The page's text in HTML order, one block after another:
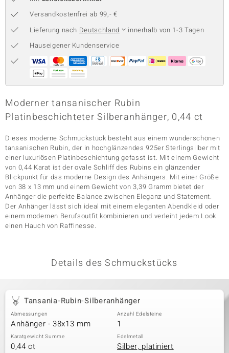
Collection
Classics
Versandkostenfrei ab 99,- €
Lieferung nach Deutschland
innerhalb von 1-3 Tagen
Hauseigener Kundenservice
Moderner tansanischer Rubin
Platinbeschichteter Silberanhänger, 0,44 ct
Dieses moderne Schmuckstück besteht aus einem wunderschönen
tansanischen Rubin, der in hochglänzendes 925er Sterlingsilber mit
einer luxuriösen Platinbeschichtung gefasst ist. Mit einem Gewicht
von 0,44 Karat ist der ovale Schliff des Rubins ein glänzender
Blickpunkt für das moderne Design des Anhängers. Mit einer Größe
von 38 x 13 mm und einem Gewicht von 3,39 Gramm bietet der
Anhänger die perfekte Balance zwischen Eleganz und Statement.
Der Anhänger lässt sich ideal mit einem eleganten Abendkleid oder
einem modernen Berufsoutfit kombinieren und verleiht jedem Look
einen Hauch von Raffinesse.
Details des Schmuckstücks
Tansania-Rubin-Silberanhänger
Abmessungen
Anhänger - 38x13 mm
Anzahl Edelsteine
1
Karatgewicht Summe
0,44 ct
Edelmetall
Silber, platiniert